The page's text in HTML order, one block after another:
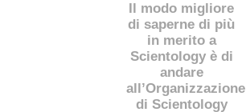
Il modo migliore
di saperne di più
in merito a
Scientology è di
andare
all’Organizzazione
di Scientology